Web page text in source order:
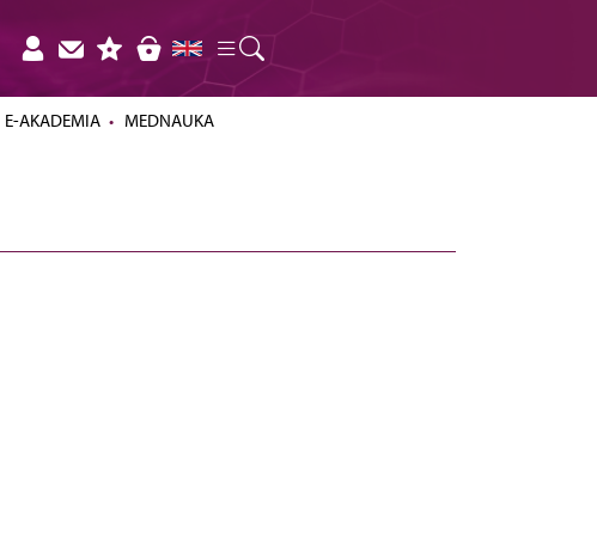
E-AKADEMIA MEDNAUKA